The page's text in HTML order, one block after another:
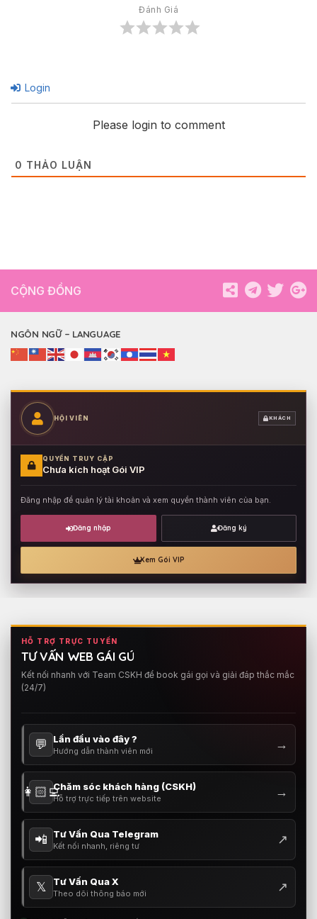
Đánh Giá
Login
Please login to comment
0 THẢO LUẬN
CỘNG ĐỒNG
NGÔN NGỮ – LANGUAGE
HỘI VIÊN KHÁCH
QUYỀN TRUY CẬP
Chưa kích hoạt Gói VIP
Đăng nhập để quản lý tài khoản và xem quyền thành viên của bạn.
Đăng nhập Đăng ký
Xem Gói VIP
HỖ TRỢ TRỰC TUYẾN
TƯ VẤN WEB GÁI GÚ
Kết nối nhanh với Team CSKH để book gái gọi và giải đáp thắc mắc
(24/7)
💬 Lần đầu vào đây ?
Hướng dẫn thành viên mới →
👩🏻‍💻Chăm sóc khách hàng (CSKH)
Hỗ trợ trực tiếp trên website →
📲 Tư Vấn Qua Telegram
Kết nối nhanh, riêng tư ↗
𝕏 Tư Vấn Qua X
Theo dõi thông báo mới ↗